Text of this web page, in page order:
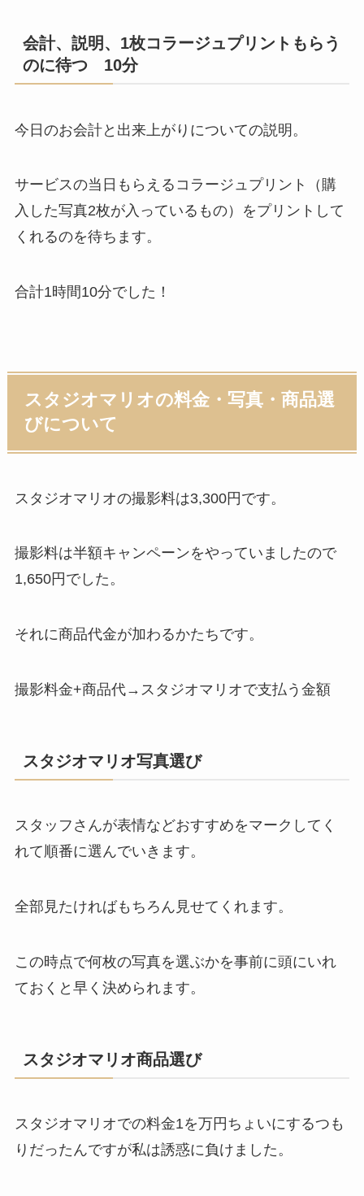
会計、説明、1枚コラージュプリントもらう
のに待つ 10分
今日のお会計と出来上がりについての説明。
サービスの当日もらえるコラージュプリント（購
入した写真2枚が入っているもの）をプリントして
くれるのを待ちます。
合計1時間10分でした！
スタジオマリオの料金・写真・商品選
びについて
スタジオマリオの撮影料は3,300円です。
撮影料は半額キャンペーンをやっていましたので
1,650円でした。
それに商品代金が加わるかたちです。
撮影料金+商品代→スタジオマリオで支払う金額
スタジオマリオ写真選び
スタッフさんが表情などおすすめをマークしてく
れて順番に選んでいきます。
全部見たければもちろん見せてくれます。
この時点で何枚の写真を選ぶかを事前に頭にいれ
ておくと早く決められます。
スタジオマリオ商品選び
スタジオマリオでの料金1を万円ちょいにするつも
りだったんですが私は誘惑に負けました。